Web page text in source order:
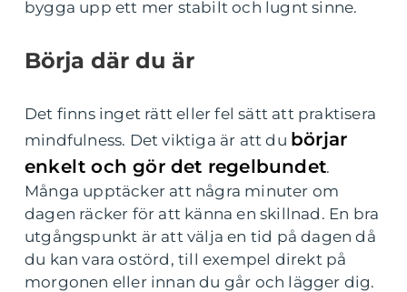
bygga upp ett mer stabilt och lugnt sinne.
Börja där du är
Det finns inget rätt eller fel sätt att praktisera
mindfulness. Det viktiga är att du börjar
enkelt och gör det regelbundet.
Många upptäcker att några minuter om
dagen räcker för att känna en skillnad. En bra
utgångspunkt är att välja en tid på dagen då
du kan vara ostörd, till exempel direkt på
morgonen eller innan du går och lägger dig.